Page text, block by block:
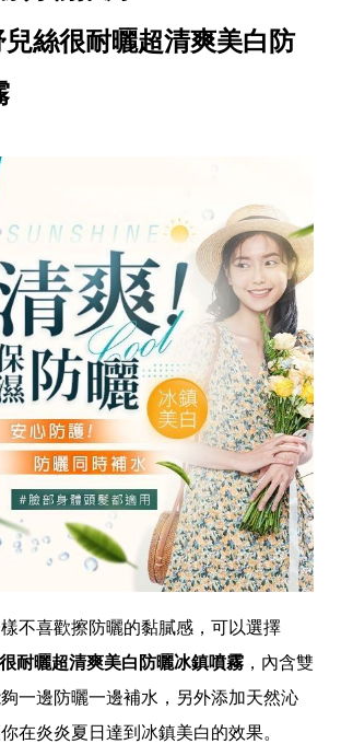
絲很耐曬超清爽美白防
不喜歡擦防曬的黏膩感，可以選擇
耐曬超清爽美白防曬冰鎮噴霧 ，內含雙
一邊防曬一邊補水，另外添加天然沁
在炎炎夏日達到冰鎮美白的效果。